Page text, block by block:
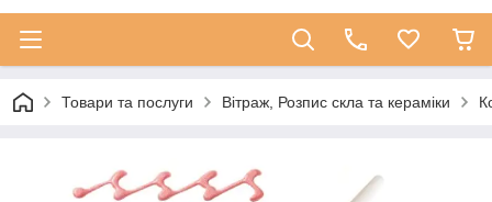
Товари та послуги Вітраж, Розпис скла та кераміки